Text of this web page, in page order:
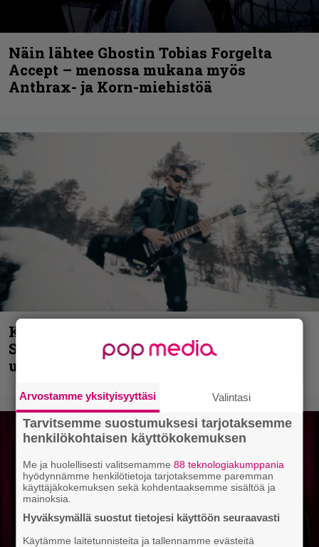
Näin lähtee Ghostin Tobias Forgelta
Accept – menossa mukana myös
Anthrax- ja Korn-miehistöä
Kunnianosoitus hyiselle Pohjolalle –
Shining hyppäsi keskelle kinoksia
uudella videollaan
Arvostamme yksityisyyttäsi Valintasi
Tarvitsemme suostumuksesi tarjotaksemme
henkilökohtaisen käyttökokemuksen
Me ja huolellisesti valitsemamme88 teknologiakumppania
hyödynnämme henkilötietoja tarjotaksemme paremman
käyttäjäkokemuksen sekä kohdentaaksemme sisältöä ja
mainoksia.
Hyväksymällä suostut tietojesi käyttöön seuraavasti
Käytämme laitetunnisteita ja tallennamme evästeitä